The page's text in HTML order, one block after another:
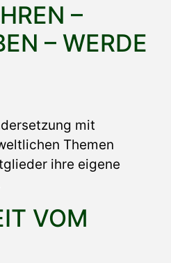
–
– WERDE
mit
Themen
ihre eigene
VOM